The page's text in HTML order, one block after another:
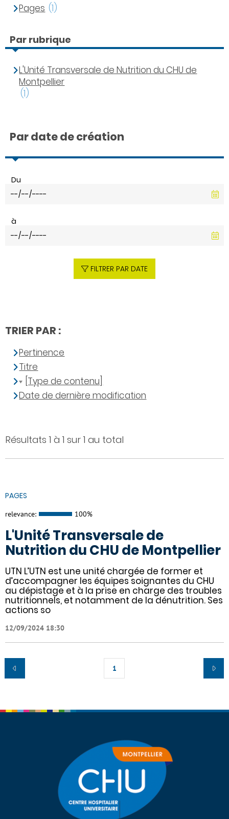
Résultats 1 à 1 sur 1 au total
PAGES
relevance: 100%
L'Unité Transversale de
Nutrition du CHU de Montpellier
UTN L’UTN est une unité chargée de former et
d’accompagner les équipes soignantes du CHU
au dépistage et à la prise en charge des troubles
nutritionnels, et notamment de la dénutrition. Ses
actions so
12/09/2024 18:30
1
Pages (1)
Par rubrique
L'Unité Transversale de Nutrition du CHU de
Montpellier
(1)
Par date de création
Du
à
FILTRER PAR DATE
TRIER PAR :
Pertinence
Titre
[Type de contenu]
Date de dernière modification